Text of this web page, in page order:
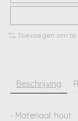
Toevoegen om te
Beschrijving
- Materiaal: hout